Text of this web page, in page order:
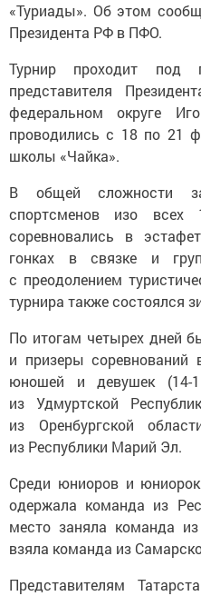
«Туриады». Об этом
Президента РФ в ПФО.
Турнир проходит под
представителя
федеральном округе
проводились с 18 по 21
школы «Чайка».
В общей сложности
спортсменов изо всех
соревновались в
гонках в связке и
с преодолением
турнира также состоялся
По итогам четырех дней
и призеры соревнований
юношей и девушек (14-
из Удмуртской
из Оренбургской
из Республики Марий Эл.
Среди юниоров и
одержала команда из
место заняла команда
взяла команда из
Представителям